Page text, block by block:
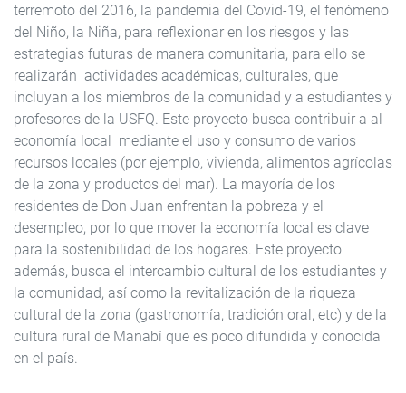
terremoto del 2016, la pandemia del Covid-19, el fenómeno
del Niño, la Niña, para reflexionar en los riesgos y las
estrategias futuras de manera comunitaria, para ello se
realizarán actividades académicas, culturales, que
incluyan a los miembros de la comunidad y a estudiantes y
profesores de la USFQ. Este proyecto busca contribuir a al
economía local mediante el uso y consumo de varios
recursos locales (por ejemplo, vivienda, alimentos agrícolas
de la zona y productos del mar). La mayoría de los
residentes de Don Juan enfrentan la pobreza y el
desempleo, por lo que mover la economía local es clave
para la sostenibilidad de los hogares. Este proyecto
además, busca el intercambio cultural de los estudiantes y
la comunidad, así como la revitalización de la riqueza
cultural de la zona (gastronomía, tradición oral, etc) y de la
cultura rural de Manabí que es poco difundida y conocida
en el país.